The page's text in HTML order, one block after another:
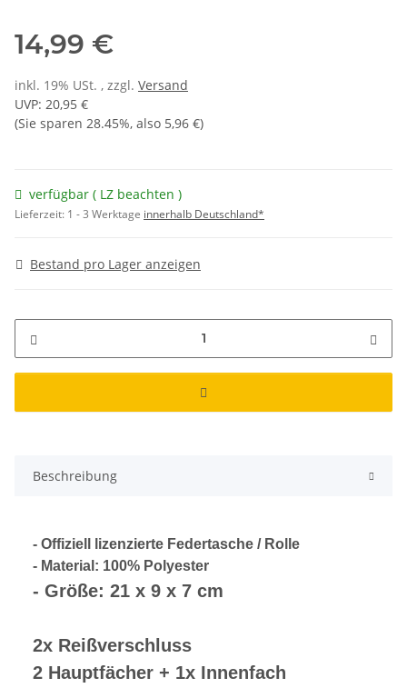
14,99 €
inkl. 19% USt. , zzgl. Versand
UVP: 20,95 €
(Sie sparen 28.45%, also 5,96 €)
verfügbar ( LZ beachten )
Lieferzeit: 1 - 3 Werktage innerhalb Deutschland*
Bestand pro Lager anzeigen
Beschreibung
- Offiziell lizenzierte Federtasche / Rolle
- Material: 100% Polyester
- Größe: 21 x 9 x 7 cm
2x Reißverschluss
2 Hauptfächer + 1x Innenfach